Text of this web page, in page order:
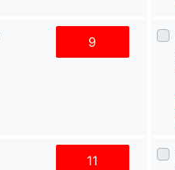
9
11